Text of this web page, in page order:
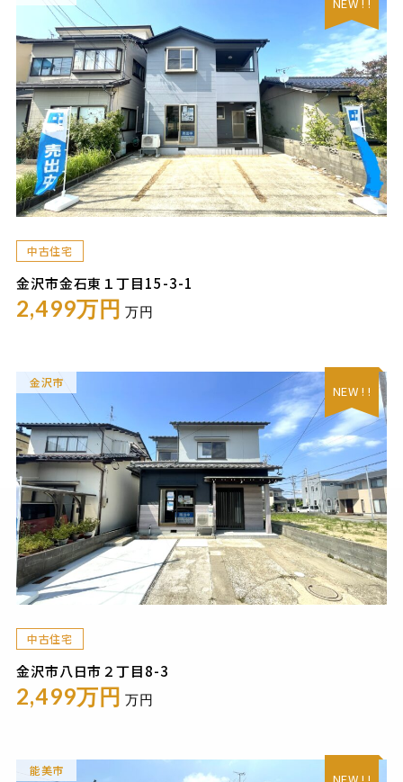
中古住宅
金沢市金石東１丁目15-3-1
2,499万円 万円
金沢市
NEW ! !
中古住宅
金沢市八日市２丁目8-3
2,499万円 万円
能美市